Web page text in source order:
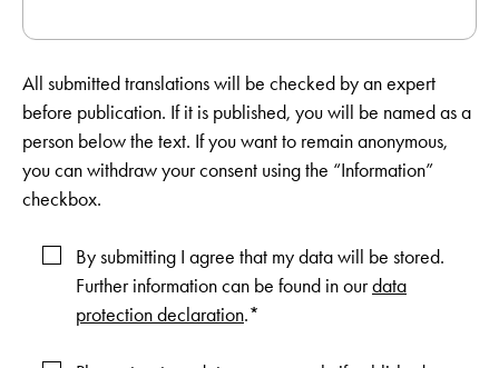
All submitted translations will be checked by an expert
before publication. If it is published, you will be named as a
person below the text. If you want to remain anonymous,
you can withdraw your consent using the “Information”
checkbox.
By submitting I agree that my data will be stored.
Further information can be found in ourdata
protection declaration.*